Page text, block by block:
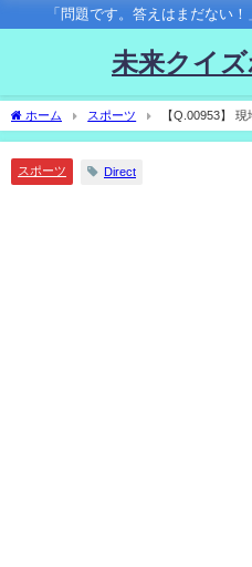
「問題です。答えはまだない
未来クイズ
ホーム スポーツ
【Q.00953】
カーシリーズ第10戦・ホンダ・インディ・
スポーツ
Direct